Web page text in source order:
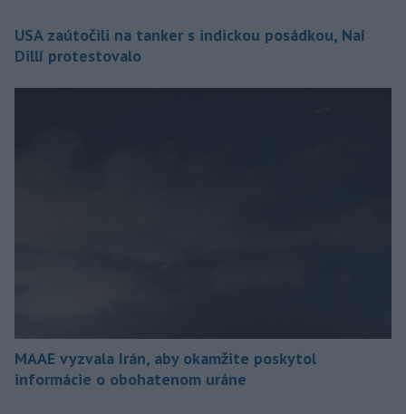
USA zaútočili na tanker s indickou posádkou, Naí
Dillí protestovalo
MAAE vyzvala Irán, aby okamžite poskytol
informácie o obohatenom uráne